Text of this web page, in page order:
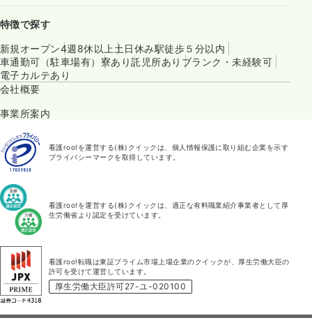
特徴で探す
新規オープン4週8休以上 土日休み駅徒歩５分以内
車通勤可（駐車場有） 寮あり託児所あり ブランク・未経験可
電子カルテあり
会社概要
事業所案内
看護roo!を運営する(株)クイックは、個人情報保護に取り組む企業を示す
プライバシーマークを取得しています。
看護roo!を運営する(株)クイックは、適正な有料職業紹介事業者として厚
生労働省より認定を受けています。
看護roo!転職は東証プライム市場上場企業のクイックが、厚生労働大臣の
許可を受けて運営しています。
厚生労働大臣許可27-ユ-020100